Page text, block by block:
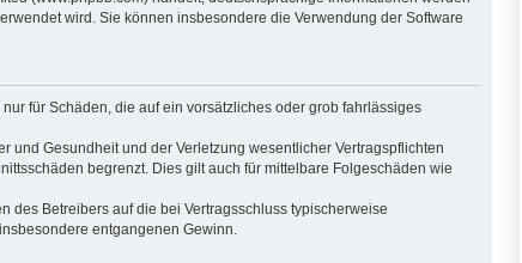
wird. Sie können insbesondere die Verwendung der Software
für Schäden, die auf ein vorsätzliches oder grob fahrlässiges
und Gesundheit und der Verletzung wesentlicher Vertragspflichten
begrenzt. Dies gilt auch für mittelbare Folgeschäden wie
des Betreibers auf die bei Vertragsschluss typischerweise
entgangenen Gewinn.